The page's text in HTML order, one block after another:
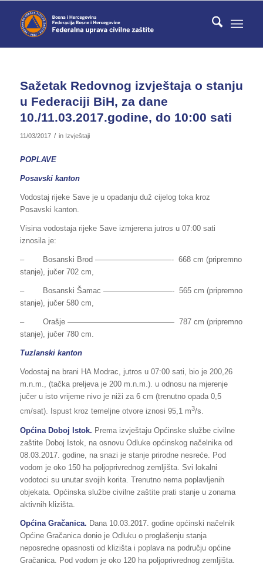
Sažetak Redovnog izvještaja o stanju
u Federaciji BiH, za dane
10./11.03.2017.godine, do 10:00 sati
11/03/2017 / in Izvještaji
POPLAVE
Posavski kanton
Vodostaj rijeke Save je u opadanju duž cijelog toka kroz
Posavski kanton.
Visina vodostaja rijeke Save izmjerena jutros u 07:00 sati
iznosila je:
– Bosanski Brod ——————————- 668 cm (pripremno
stanje), jučer 702 cm,
– Bosanski Šamac —————————- 565 cm (pripremno
stanje), jučer 580 cm,
– Orašje —————————————— 787 cm (pripremno
stanje), jučer 780 cm.
Tuzlanski kanton
Vodostaj na brani HA Modrac, jutros u 07:00 sati, bio je 200,26
m.n.m., (tačka preljeva je 200 m.n.m.). u odnosu na mjerenje
jučer u isto vrijeme nivo je niži za 6 cm (trenutno opada 0,5
cm/sat). Ispust kroz temeljne otvore iznosi 95,1 m3/s.
Općina Doboj Istok. Prema izvještaju Općinske službe civilne
zaštite Doboj Istok, na osnovu Odluke općinskog načelnika od
08.03.2017. godine, na snazi je stanje prirodne nesreće. Pod
vodom je oko 150 ha poljoprivrednog zemljišta. Svi lokalni
vodotoci su unutar svojih korita. Trenutno nema poplavljenih
objekata. Općinska službe civilne zaštite prati stanje u zonama
aktivnih klizišta.
Općina Gračanica. Dana 10.03.2017. godine općinski načelnik
Općine Gračanica donio je Odluku o proglašenju stanja
neposredne opasnosti od klizišta i poplava na području općine
Gračanica. Pod vodom je oko 120 ha poljoprivrednog zemljišta.